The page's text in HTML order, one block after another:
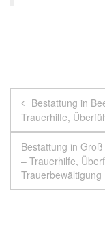
Bestattung in
Trauerhilfe,
Bestattung in
– Trauerhilfe,
Trauerbewältigung